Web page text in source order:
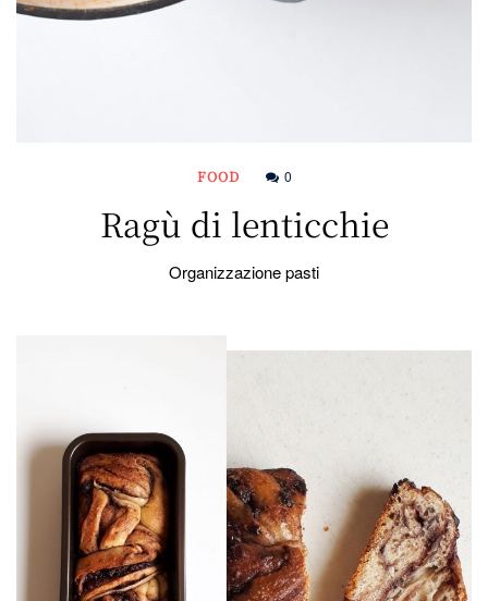
FOOD 0
Ragù di lenticchie
Organizzazione pasti